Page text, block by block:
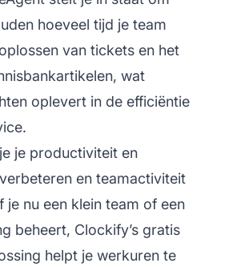
hoeveel tijd je team
van tickets en het
wat
oplevert in de efficiëntie
je productiviteit en
en teamactiviteit
je nu een klein team of een
beheert, Clockify’s gratis
helpt je werkuren te